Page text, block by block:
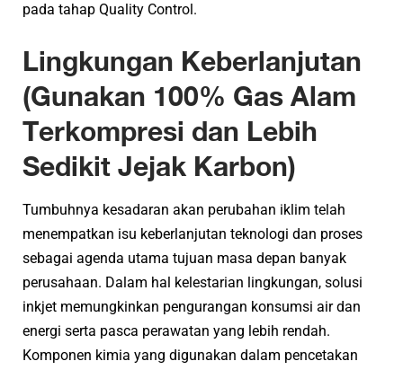
pada tahap Quality Control.
Lingkungan Keberlanjutan
(Gunakan 100% Gas Alam
Terkompresi dan Lebih
Sedikit Jejak Karbon)
Tumbuhnya kesadaran akan perubahan iklim telah
menempatkan isu keberlanjutan teknologi dan proses
sebagai agenda utama tujuan masa depan banyak
perusahaan. Dalam hal kelestarian lingkungan, solusi
inkjet memungkinkan pengurangan konsumsi air dan
energi serta pasca perawatan yang lebih rendah.
Komponen kimia yang digunakan dalam pencetakan